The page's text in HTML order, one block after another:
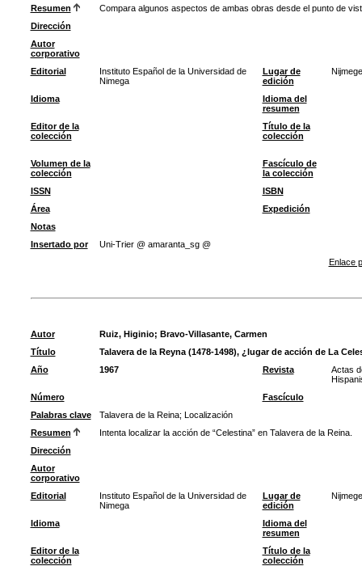
Resumen
Compara algunos aspectos de ambas obras desde el punto de
Dirección
Autor
corporativo
Editorial
Instituto Español de la Universidad de
Nimega
Lugar de
edición
Idioma
Idioma del
resumen
Editor de la
colección
Título de la
colección
Volumen de la
colección
Fascículo de
la colección
ISSN
ISBN
Área
Expedición
Notas
Insertado por
Uni-Trier @ amaranta_sg @
Enlace
Autor Ruiz, Higinio; Bravo-Villasante, Carmen
Título
Talavera de la Reyna (1478-1498), ¿lugar de acción de La
Año
1967 Revista
Actas
Número
Fascículo
Palabras clave
Talavera de la Reina; Localización
Resumen
Intenta localizar la acción de “Celestina” en Talavera de la Reina.
Dirección
Autor
corporativo
Editorial
Instituto Español de la Universidad de
Nimega
Lugar de
edición
Idioma
Idioma del
resumen
Editor de la
colección
Título de la
colección